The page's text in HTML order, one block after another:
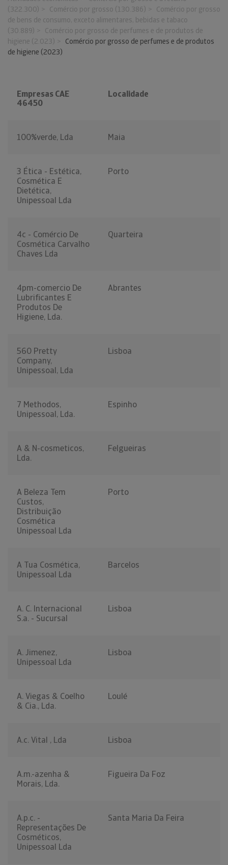
(322.300)
Comércio por grosso (130.386)
Comércio por grosso
de bens de consumo, exceto alimentares, bebidas e tabaco
(30.889)
Comércio por grosso de perfumes e de produtos de
higiene (2.023)
Comércio por grosso de perfumes e de produtos
de higiene (2023)
Empresas CAE
46450
Localidade
100%verde, Lda Maia
3 Ética - Estética,
Cosmética E
Dietética,
Unipessoal Lda
Porto
4c - Comércio De
Cosmética Carvalho
Chaves Lda
Quarteira
4pm-comercio De
Lubrificantes E
Produtos De
Higiene, Lda.
Abrantes
560 Pretty
Company,
Unipessoal, Lda
Lisboa
7 Methodos,
Unipessoal, Lda.
Espinho
A & N-cosmeticos,
Lda.
Felgueiras
A Beleza Tem
Custos,
Distribuição
Cosmética
Unipessoal Lda
Porto
A Tua Cosmética,
Unipessoal Lda
Barcelos
A. C. Internacional
S.a. - Sucursal
Lisboa
A. Jimenez,
Unipessoal Lda
Lisboa
A. Viegas & Coelho
& Cia., Lda.
Loulé
A.c. Vital , Lda Lisboa
A.m.-azenha &
Morais, Lda.
Figueira Da Foz
A.p.c. -
Representações De
Cosméticos,
Unipessoal Lda
Santa Maria Da Feira